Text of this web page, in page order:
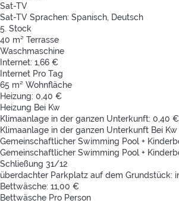
Sat-TV
Sat-TV Sprachen: Spanisch, Deutsch
5. Stock
40 m² Terrasse
Waschmaschine
Internet: 1,66 €
Internet Pro Tag
65 m² Wohnfläche
Heizung: 0,40 €
Heizung Bei Kw
Klimaanlage in der ganzen Unterkunft: 0,40 €
Klimaanlage in der ganzen Unterkunft Bei Kw
Gemeinschaftlicher Swimming Pool +
Gemeinschaftlicher Swimming Pool +
Schließung 31/12
überdachter Parkplatz auf dem Grundstück:
Bettwäsche: 11,00 €
Bettwäsche Pro Person